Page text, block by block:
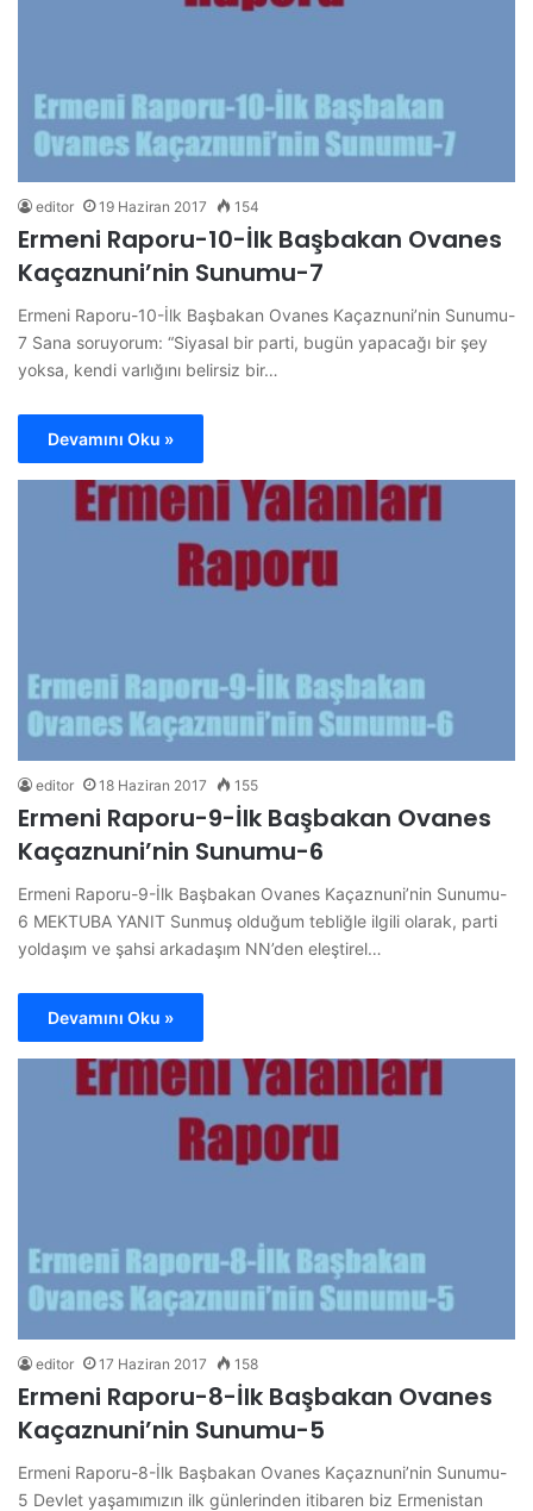
editor 19 Haziran 2017 154
Ermeni Raporu-10-İlk Başbakan Ovanes
Kaçaznuni’nin Sunumu-7
Ermeni Raporu-10-İlk Başbakan Ovanes Kaçaznuni’nin Sunumu-
7 Sana soruyorum: “Siyasal bir parti, bugün yapacağı bir şey
yoksa, kendi varlığını belirsiz bir…
Devamını Oku »
editor 18 Haziran 2017 155
Ermeni Raporu-9-İlk Başbakan Ovanes
Kaçaznuni’nin Sunumu-6
Ermeni Raporu-9-İlk Başbakan Ovanes Kaçaznuni’nin Sunumu-
6 MEKTUBA YANIT Sunmuş olduğum tebliğle ilgili olarak, parti
yoldaşım ve şahsi arkadaşım NN’den eleştirel…
Devamını Oku »
editor 17 Haziran 2017 158
Ermeni Raporu-8-İlk Başbakan Ovanes
Kaçaznuni’nin Sunumu-5
Ermeni Raporu-8-İlk Başbakan Ovanes Kaçaznuni’nin Sunumu-
5 Devlet yaşamımızın ilk günlerinden itibaren biz Ermenistan